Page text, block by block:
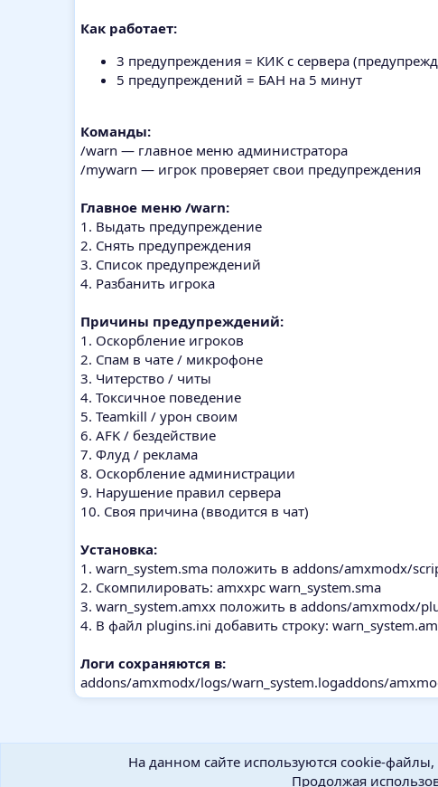
Как работает:
3 предупреждения = КИК с сервера
5 предупреждений = БАН на 5 минут
Команды:
/warn — главное меню администратора
/mywarn — игрок проверяет свои предупреждения
Главное меню /warn:
1. Выдать предупреждение
2. Снять предупреждения
3. Список предупреждений
4. Разбанить игрока
Причины предупреждений:
1. Оскорбление игроков
2. Спам в чате / микрофоне
3. Читерство / читы
4. Токсичное поведение
5. Teamkill / урон своим
6. AFK / бездействие
7. Флуд / реклама
8. Оскорбление администрации
9. Нарушение правил сервера
10. Своя причина (вводится в чат)
Установка:
1. warn_system.sma положить в addons/amxmodx/
2. Скомпилировать: amxxpc warn_system.sma
3. warn_system.amxx положить в addons/amxmodx/
4. В файл plugins.ini добавить строку:
Логи сохраняются в:
addons/amxmodx/logs/warn_system.logaddons/
На данном сайте используются cookie-
Продолжая